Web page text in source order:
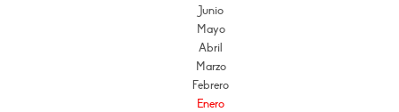
Junio
Mayo
Abril
Marzo
Febrero
Enero